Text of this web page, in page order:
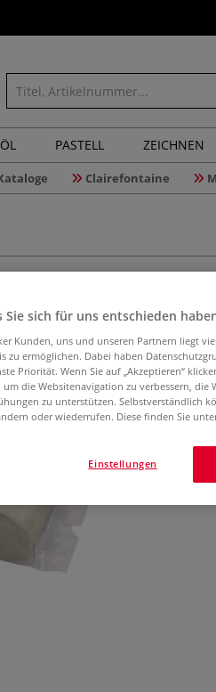
ÖL PASTELL ZEICHNEN
Clairefontaine
Sie sich für uns entschieden
Kunden, uns und unseren Partnern liegt
zu ermöglichen. Dabei haben
Priorität. Wenn Sie auf „Akzeptieren“
um die Websitenavigation zu verbessern,
zu unterstützen. Selbstverständlich
oder wiederrufen. Diese finden Sie
Einstellungen